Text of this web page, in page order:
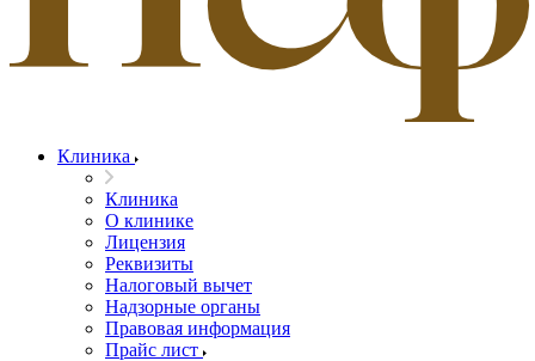
Клиника
Клиника
О клинике
Лицензия
Реквизиты
Налоговый вычет
Надзорные органы
Правовая информация
Прайс лист